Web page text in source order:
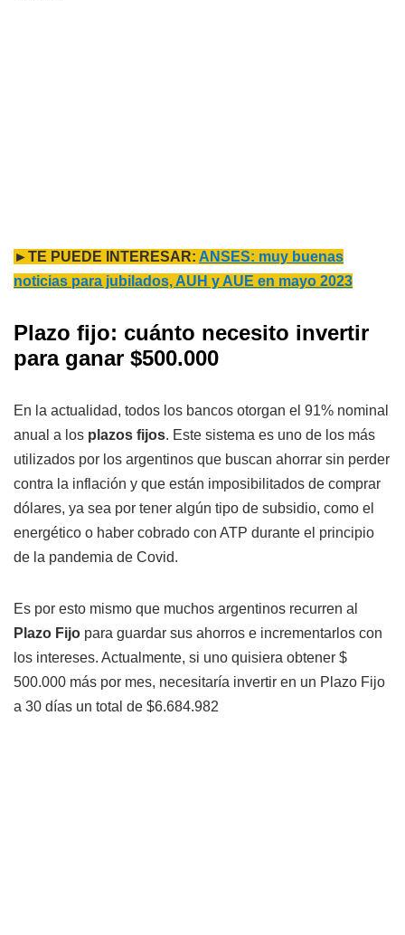
►TE PUEDE INTERESAR: ANSES: muy buenas
noticias para jubilados, AUH y AUE en mayo 2023
Plazo fijo: cuánto necesito invertir
para ganar $500.000
En la actualidad, todos los bancos otorgan el 91% nominal
anual a los plazos fijos. Este sistema es uno de los más
utilizados por los argentinos que buscan ahorrar sin perder
contra la inflación y que están imposibilitados de comprar
dólares, ya sea por tener algún tipo de subsidio, como el
energético o haber cobrado con ATP durante el principio
de la pandemia de Covid.
Es por esto mismo que muchos argentinos recurren al
Plazo Fijo para guardar sus ahorros e incrementarlos con
los intereses. Actualmente, si uno quisiera obtener $
500.000 más por mes, necesitaría invertir en un Plazo Fijo
a 30 días un total de $6.684.982